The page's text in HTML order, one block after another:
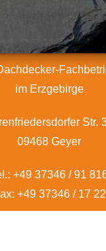
im Erzgebirge
Str.
09468 Geyer
+49 37346 / 91
+49 37346 / 17 22